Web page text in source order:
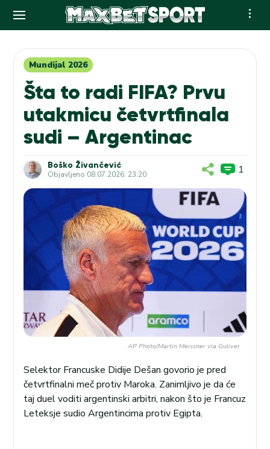
contentMundijal 2026
Šta to radi FIFA? Prvu
utakmicu četvrtfinala
sudi – Argentinac
Boško Živančević
Objavljeno 08.07.2026. 23:20 1
AP Photo/Martin Meissner via Guliver
Selektor Francuske Didije Dešan govorio je pred
četvrtfinalni meč protiv Maroka. Zanimljivo je da će
taj duel voditi argentinski arbitri, nakon što je Francuz
Leteksje sudio Argentincima protiv Egipta.